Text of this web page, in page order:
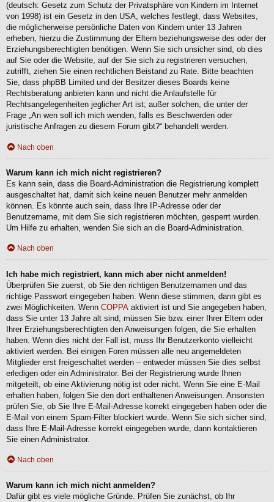
(deutsch: Gesetz zum Schutz der Privatsphäre von Kindern im Internet
von 1998) ist ein Gesetz in den USA, welches festlegt, dass Websites,
die möglicherweise persönliche Daten von Kindern unter 13 Jahren
erheben, hierzu die Zustimmung der Eltern beziehungsweise des oder der
Erziehungsberechtigten benötigen. Wenn Sie sich unsicher sind, ob dies
auf Sie oder die Website, auf der Sie sich zu registrieren versuchen,
zutrifft, ziehen Sie einen rechtlichen Beistand zu Rate. Bitte beachten
Sie, dass phpBB Limited und der Besitzer dieses Boards keine
Rechtsberatung anbieten kann und nicht die Anlaufstelle für
Rechtsangelegenheiten jeglicher Art ist; außer solchen, die unter der
Frage „An wen soll ich mich wenden, falls es Beschwerden oder
juristische Anfragen zu diesem Forum gibt?“ behandelt werden.
Nach oben
Warum kann ich mich nicht registrieren?
Es kann sein, dass die Board-Administration die Registrierung komplett
ausgeschaltet hat, damit sich keine neuen Benutzer mehr anmelden
können. Es könnte auch sein, dass Ihre IP-Adresse oder der
Benutzername, mit dem Sie sich registrieren möchten, gesperrt wurden.
Um Hilfe zu erhalten, wenden Sie sich an die Board-Administration.
Nach oben
Ich habe mich registriert, kann mich aber nicht anmelden!
Überprüfen Sie zuerst, ob Sie den richtigen Benutzernamen und das
richtige Passwort eingegeben haben. Wenn diese stimmen, dann gibt es
zwei Möglichkeiten. Wenn COPPA aktiviert ist und Sie angegeben haben,
dass Sie unter 13 Jahre alt sind, müssen Sie bzw. einer Ihrer Eltern oder
Ihrer Erziehungsberechtigten den Anweisungen folgen, die Sie erhalten
haben. Wenn dies nicht der Fall ist, muss Ihr Benutzerkonto vielleicht
aktiviert werden. Bei einigen Foren müssen alle neu angemeldeten
Mitglieder erst freigeschaltet werden – entweder müssen Sie dies selbst
erledigen oder ein Administrator. Bei der Registrierung wurde Ihnen
mitgeteilt, ob eine Aktivierung nötig ist oder nicht. Wenn Sie eine E-Mail
erhalten haben, folgen Sie den dort enthaltenen Anweisungen. Ansonsten
prüfen Sie, ob Sie Ihre E-Mail-Adresse korrekt eingegeben haben oder die
E-Mail von einem Spam-Filter blockiert wurde. Wenn Sie sich sicher sind,
dass Ihre E-Mail-Adresse korrekt eingegeben wurde, dann kontaktieren
Sie einen Administrator.
Nach oben
Warum kann ich mich nicht anmelden?
Dafür gibt es viele mögliche Gründe. Prüfen Sie zunächst, ob Ihr